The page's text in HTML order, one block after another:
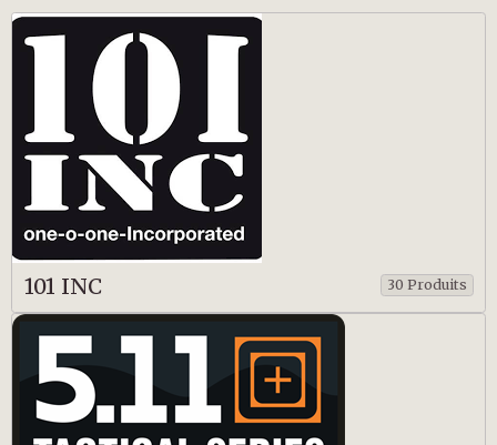
101 INC 30 Produits